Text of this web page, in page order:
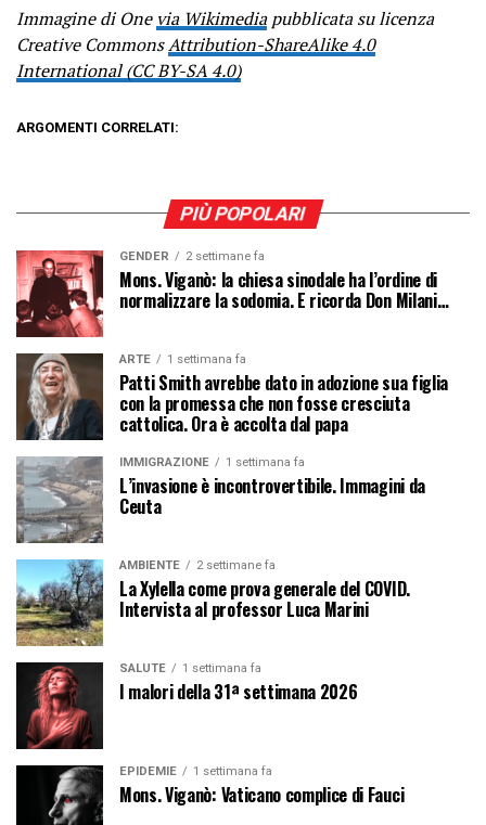
Immagine di Onevia Wikimediapubblicata su licenza
Creative CommonsAttribution-ShareAlike 4.0
International (CC BY-SA 4.0)
ARGOMENTI CORRELATI:
PIÙ POPOLARI
GENDER 2 settimane fa
Mons. Viganò: la chiesa sinodale ha l’ordine di
normalizzare la sodomia. E ricorda Don Milani…
ARTE 1 settimana fa
Patti Smith avrebbe dato in adozione sua figlia
con la promessa che non fosse cresciuta
cattolica. Ora è accolta dal papa
IMMIGRAZIONE 1 settimana fa
L’invasione è incontrovertibile. Immagini da
Ceuta
AMBIENTE 2 settimane fa
La Xylella come prova generale del COVID.
Intervista al professor Luca Marini
SALUTE 1 settimana fa
I malori della 31ª settimana 2026
EPIDEMIE 1 settimana fa
Mons. Viganò: Vaticano complice di Fauci